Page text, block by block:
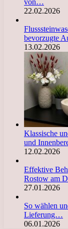
von…
22.02.2026
bevorzugte
13.02.2026
Klassische
und
12.02.2026
Effektive
Rostow am
27.01.2026
So wählen
Lieferung…
06.01.2026